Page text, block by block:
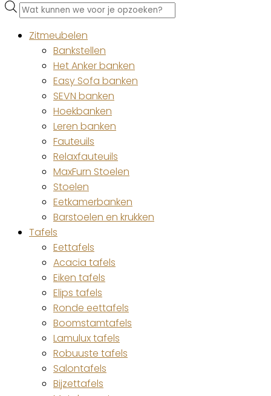
Producten
zoeken
Zitmeubelen
Bankstellen
Het Anker banken
Easy Sofa banken
SEVN banken
Hoekbanken
Leren banken
Fauteuils
Relaxfauteuils
MaxFurn Stoelen
Stoelen
Eetkamerbanken
Barstoelen en krukken
Tafels
Eettafels
Acacia tafels
Eiken tafels
Elips tafels
Ronde eettafels
Boomstamtafels
Lamulux tafels
Robuuste tafels
Salontafels
Bijzettafels